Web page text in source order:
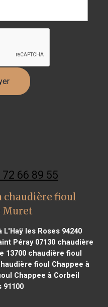
66 89 55
fioul
Muret
les Roses 94240
Péray 07130chaudière
13700chaudière fioul
fioul Chappee à
Chappee à Corbeil
91100